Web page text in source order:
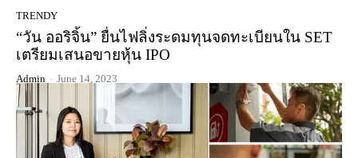
TRENDY
“วัน ออริจิ้น” ยื่นไฟลิ่งระดมทุนจดทะเบียนใน SET
เตรียมเสนอขายหุ้น IPO
Admin - June 14, 2023